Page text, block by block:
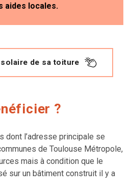
aides locales.
de sa toiture
?
dont l’adresse principale se
de Toulouse Métropole,
mais à condition que le
sur un bâtiment construit il y a